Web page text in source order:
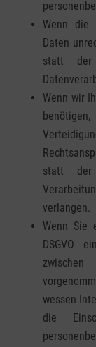
Wenn die
Daten
statt der
Wenn wir
statt der
verlangen.
Wenn Sie
DSGVO
wessen
die
Messung der
Messung der
Analyse von
verschiedenen Quellen
Entwicklung und
Verwendung
Verwendung genauer